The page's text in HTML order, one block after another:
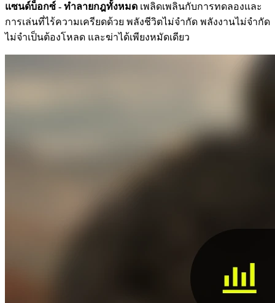
แซนด์บ็อกซ์ - ทำลายกฎทั้งหมด เพลิดเพลินกับการทดลองและ
การเล่นที่ไร้ความเครียดด้วย พลังชีวิตไม่จำกัด พลังงานไม่จำกัด
ไม่จำเป็นต้องโหลด และฆ่าได้เพียงหมัดเดียว